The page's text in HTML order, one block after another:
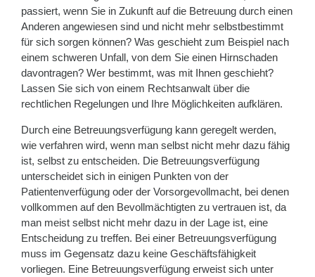
passiert, wenn Sie in Zukunft auf die Betreuung durch einen
Anderen angewiesen sind und nicht mehr selbstbestimmt
für sich sorgen können? Was geschieht zum Beispiel nach
einem schweren Unfall, von dem Sie einen Hirnschaden
davontragen? Wer bestimmt, was mit Ihnen geschieht?
Lassen Sie sich von einem Rechtsanwalt über die
rechtlichen Regelungen und Ihre Möglichkeiten aufklären.
Durch eine Betreuungsverfügung kann geregelt werden,
wie verfahren wird, wenn man selbst nicht mehr dazu fähig
ist, selbst zu entscheiden. Die Betreuungsverfügung
unterscheidet sich in einigen Punkten von der
Patientenverfügung oder der Vorsorgevollmacht, bei denen
vollkommen auf den Bevollmächtigten zu vertrauen ist, da
man meist selbst nicht mehr dazu in der Lage ist, eine
Entscheidung zu treffen. Bei einer Betreuungsverfügung
muss im Gegensatz dazu keine Geschäftsfähigkeit
vorliegen. Eine Betreuungsverfügung erweist sich unter